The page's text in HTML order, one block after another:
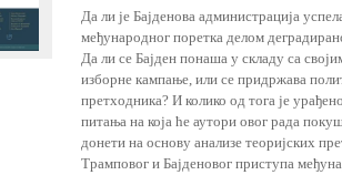
Да ли је Бајденова администрација
међународног поретка делом
Да ли се Бајден понаша у складу са
изборне кампање, или се придржава
претходника? И колико од тога је
питања на која ће аутори овог рада
донети на основу анализе теоријских
Трамповог и Бајденовог приступа